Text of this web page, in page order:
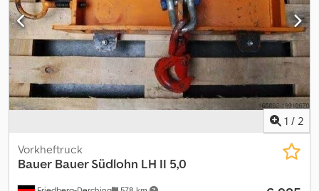
1 / 2
Vorkheftruck
Bauer Bauer Südlohn LH II 5,0